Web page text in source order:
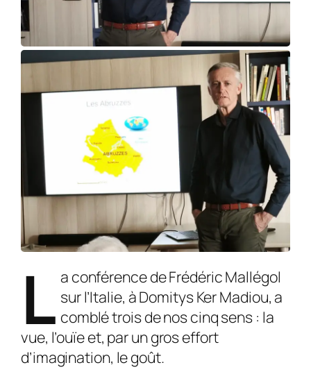
L a conférence de Frédéric Mallégol
sur l’Italie, à Domitys Ker Madiou, a
comblé trois de nos cinq sens : la
vue, l’ouïe et, par un gros effort
d’imagination, le goût.